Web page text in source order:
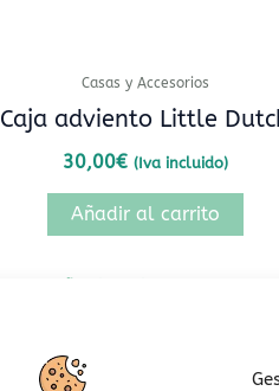
Casas y Accesorios
Caja adviento Little
30,00€ (Iva incluido)
Añadir al carrito
Añadir a lista de deseos